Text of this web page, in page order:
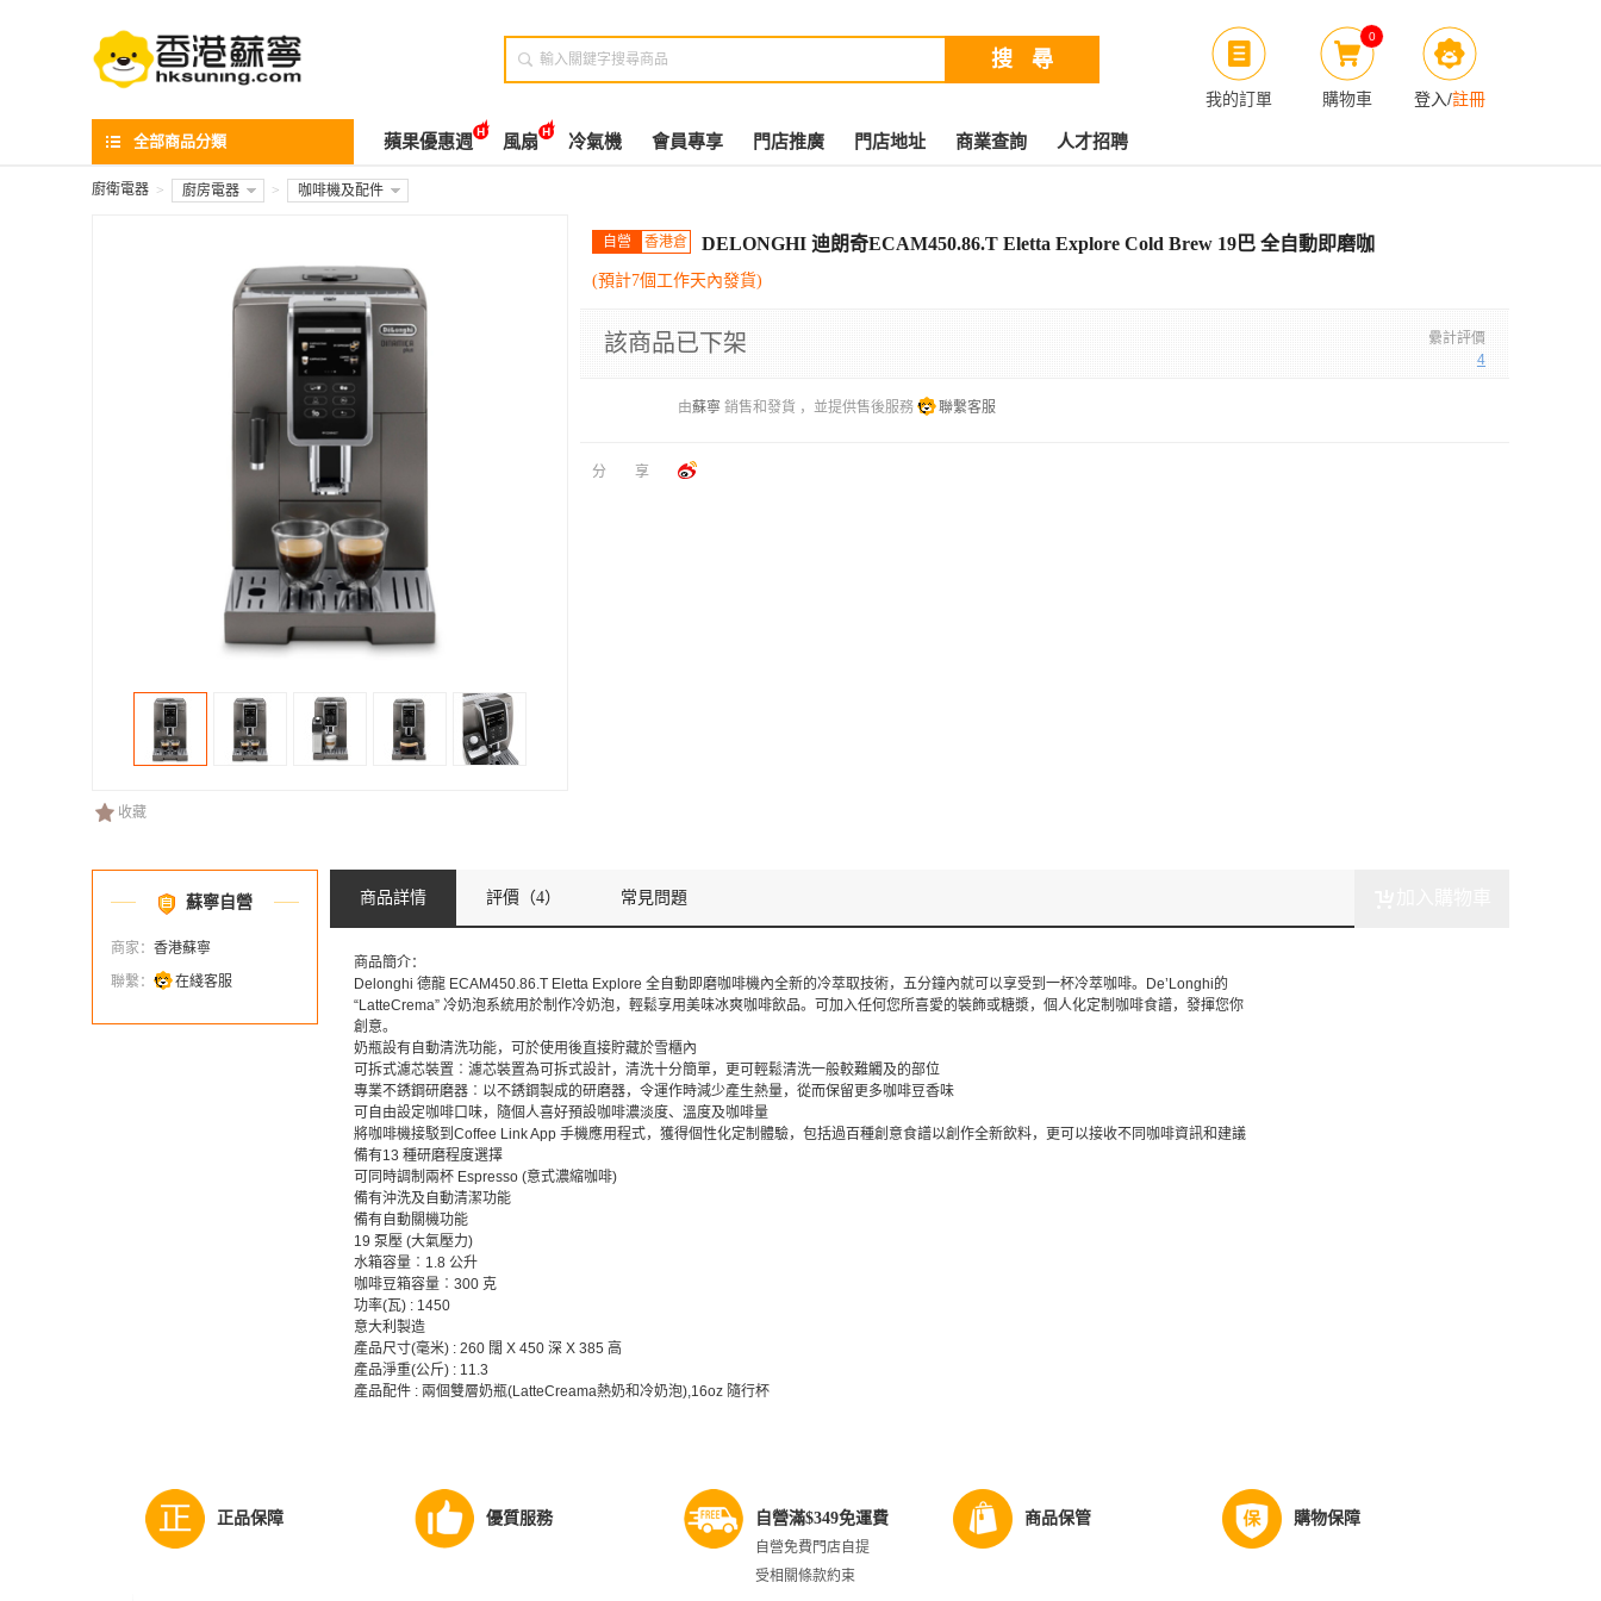
我的訂單
0
購物車 登入/註冊

全部商品分類 蘋果優惠週 風扇 冷氣機 會員專享 門店推廣 門店地址 商業查詢 人才招聘
廚衛電器 > 廚房電器 > 咖啡機及配件
收藏
自營 香港倉 DELONGHI 迪朗奇ECAM450.86.T Eletta Explore Cold Brew 19巴 全自動即磨咖
(預計7個工作天內發貨)
該商品已下架
纍計評價
4
由蘇寧 銷售和發貨 ，並提供售後服務 聯繫客服
分享
蘇寧自營
商家： 香港蘇寧
聯繫：
在綫客服
商品詳情 評價 （4） 常見問題
商品簡介：
Delonghi 德龍 ECAM450.86.T Eletta Explore 全自動即磨咖啡機內全新的冷萃取技術，五分鐘內就可以享受到一杯冷萃咖啡。De’Longhi的
“LatteCrema” 冷奶泡系統用於制作冷奶泡，輕鬆享用美味冰爽咖啡飲品。可加入任何您所喜愛的裝飾或糖漿，個人化定制咖啡食譜，發揮您你
創意。
奶瓶設有自動清洗功能，可於使用後直接貯藏於雪櫃內
可拆式濾芯裝置︰濾芯裝置為可拆式設計，清洗十分簡單，更可輕鬆清洗一般較難觸及的部位
專業不銹鋼研磨器︰以不銹鋼製成的研磨器，令運作時減少產生熱量，從而保留更多咖啡豆香味
可自由設定咖啡口味，隨個人喜好預設咖啡濃淡度、溫度及咖啡量
將咖啡機接駁到Coffee Link App 手機應用程式，獲得個性化定制體驗，包括過百種創意食譜以創作全新飲料，更可以接收不同咖啡資訊和建議
備有13 種研磨程度選擇
可同時調制兩杯 Espresso (意式濃縮咖啡)
備有沖洗及自動清潔功能
備有自動關機功能
19 泵壓 (大氣壓力)
水箱容量︰1.8 公升
咖啡豆箱容量︰300 克
功率(瓦) : 1450
意大利製造
產品尺寸(毫米) : 260 闊 X 450 深 X 385 高
產品淨重(公斤) : 11.3
產品配件 : 兩個雙層奶瓶(LatteCreama熱奶和冷奶泡),16oz 隨行杯
正品保障 優質服務 自營滿$349免運費
自營免費門店自提
受相關條款約束
商品保管 購物保障